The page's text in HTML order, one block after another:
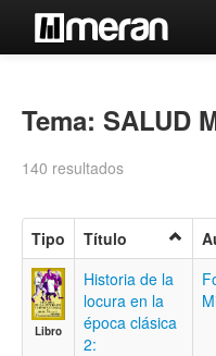
Búsqueda Avanzada
Contacto
Iniciar sesión
Tema: SALUD
140 resultados
Tipo Título
Libro
Historia de la
locura en la
época clásica
2: